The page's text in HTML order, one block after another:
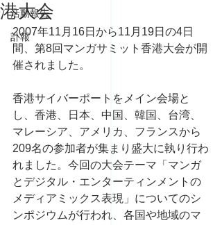
活動報告
訃報
港大会
2007年11月16日から11月19日の4日
間、第8回マンガサミット香港大会が開
催されました。
香港サイバーポートをメイン会場と
し、香港、日本、中国、韓国、台湾、
マレーシア、アメリカ、フランスから
209名の参加者が集まり盛大に執り行わ
れました。今回の大会テーマ「マンガ
とデジタル・エンターティンメントの
メディアミックス表現」についてのシ
ンポジウムが行われ、各国や地域のマ